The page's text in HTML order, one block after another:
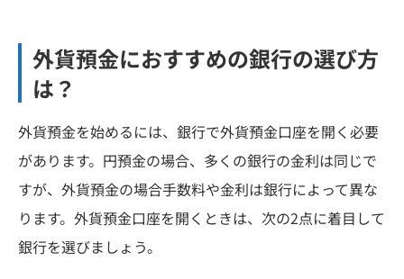
外貨預金におすすめの銀行の選び方
は？
外貨預金を始めるには、銀行で外貨預金口座を開く必要
があります。円預金の場合、多くの銀行の金利は同じで
すが、外貨預金の場合手数料や金利は銀行によって異な
ります。外貨預金口座を開くときは、次の2点に着目して
銀行を選びましょう。